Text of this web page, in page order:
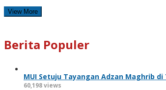
View More
Berita Populer
MUI Setuju Tayangan Adzan Maghrib
60,198 views